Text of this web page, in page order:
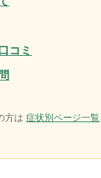
コミ
方は 症状別ページ一覧